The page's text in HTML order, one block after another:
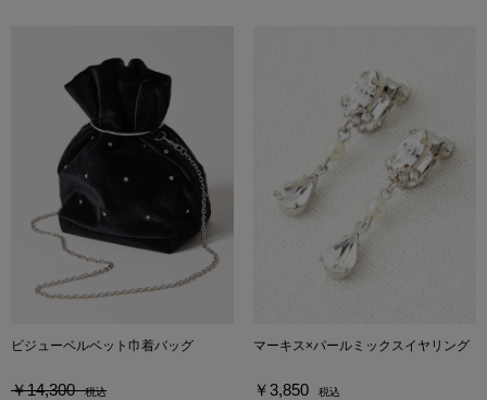
ビジューベルベット巾着バッグ
￥14,300 税込
マーキス×パールミックスイヤリング
￥3,850 税込